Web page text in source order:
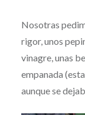
Nosotras
rigor, unos
vinagre, unas
empanada
aunque se